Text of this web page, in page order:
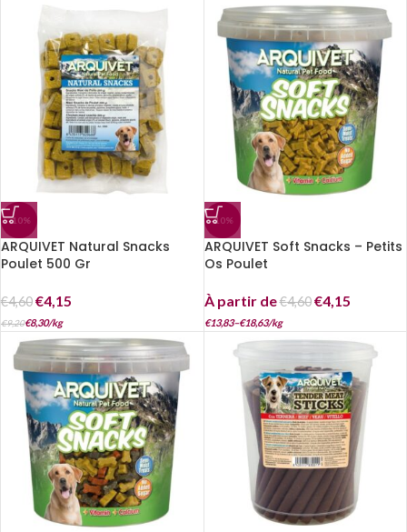
-10%
ARQUIVET Natural Snacks
Poulet 500 Gr
€4,60€4,15
€9,20€8,30/kg
-10%
ARQUIVET Soft Snacks – Petits
Os Poulet
À partir de€4,60 €4,15
€13,83–€18,63/kg